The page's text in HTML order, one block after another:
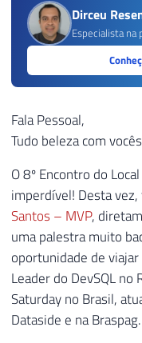
Dirceu
Especialista
Fala Pessoal,
Tudo beleza com
O 8º Encontro do
imperdível! Desta
Santos – MVP,
uma palestra muito
oportunidade de viajar
Leader do DevSQL no
Saturday no Brasil,
Dataside e na Braspag.